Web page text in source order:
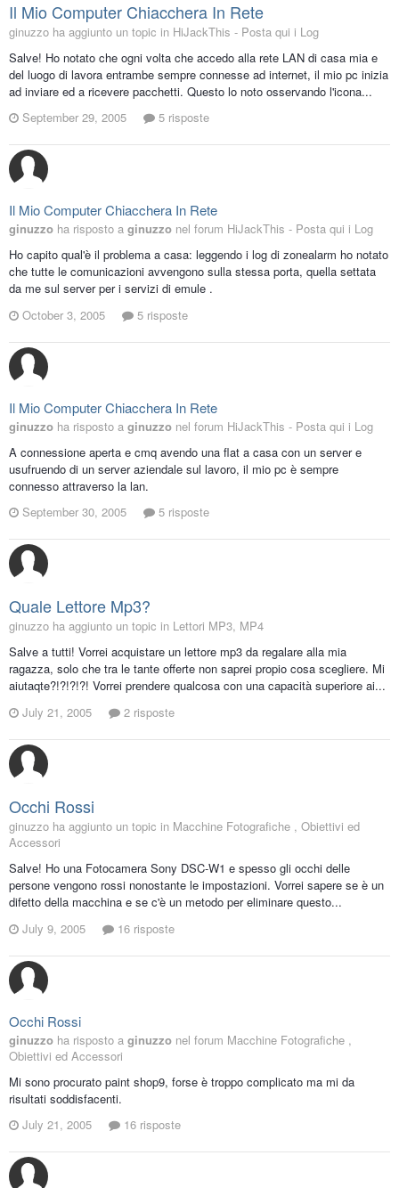
Il Mio Computer Chiacchera In Rete
ginuzzo ha aggiunto un topic in HiJackThis - Posta qui i Log
Salve! Ho notato che ogni volta che accedo alla rete LAN di casa mia e
del luogo di lavora entrambe sempre connesse ad internet, il mio pc inizia
ad inviare ed a ricevere pacchetti. Questo lo noto osservando l'icona...
September 29, 2005
5 risposte
Il Mio Computer Chiacchera In Rete
ginuzzo ha risposto a ginuzzo nel forum HiJackThis - Posta qui i Log
Ho capito qual'è il problema a casa: leggendo i log di zonealarm ho notato
che tutte le comunicazioni avvengono sulla stessa porta, quella settata
da me sul server per i servizi di emule .
October 3, 2005
5 risposte
Il Mio Computer Chiacchera In Rete
ginuzzo ha risposto a ginuzzo nel forum HiJackThis - Posta qui i Log
A connessione aperta e cmq avendo una flat a casa con un server e
usufruendo di un server aziendale sul lavoro, il mio pc è sempre
connesso attraverso la lan.
September 30, 2005
5 risposte
Quale Lettore Mp3?
ginuzzo ha aggiunto un topic in Lettori MP3, MP4
Salve a tutti! Vorrei acquistare un lettore mp3 da regalare alla mia
ragazza, solo che tra le tante offerte non saprei propio cosa scegliere. Mi
aiutaqte?!?!?!?! Vorrei prendere qualcosa con una capacità superiore ai...
July 21, 2005
2 risposte
Occhi Rossi
ginuzzo ha aggiunto un topic in Macchine Fotografiche , Obiettivi ed
Accessori
Salve! Ho una Fotocamera Sony DSC-W1 e spesso gli occhi delle
persone vengono rossi nonostante le impostazioni. Vorrei sapere se è un
difetto della macchina e se c'è un metodo per eliminare questo...
July 9, 2005
16 risposte
Occhi Rossi
ginuzzo ha risposto a ginuzzo nel forum Macchine Fotografiche ,
Obiettivi ed Accessori
Mi sono procurato paint shop9, forse è troppo complicato ma mi da
risultati soddisfacenti.
July 21, 2005
16 risposte